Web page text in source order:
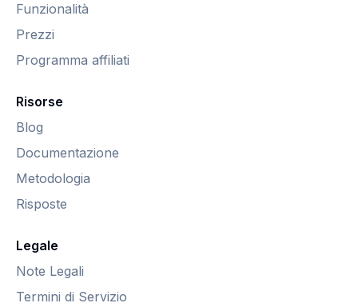
Funzionalità
Prezzi
Programma affiliati
Risorse
Blog
Documentazione
Metodologia
Risposte
Legale
Note Legali
Termini di Servizio